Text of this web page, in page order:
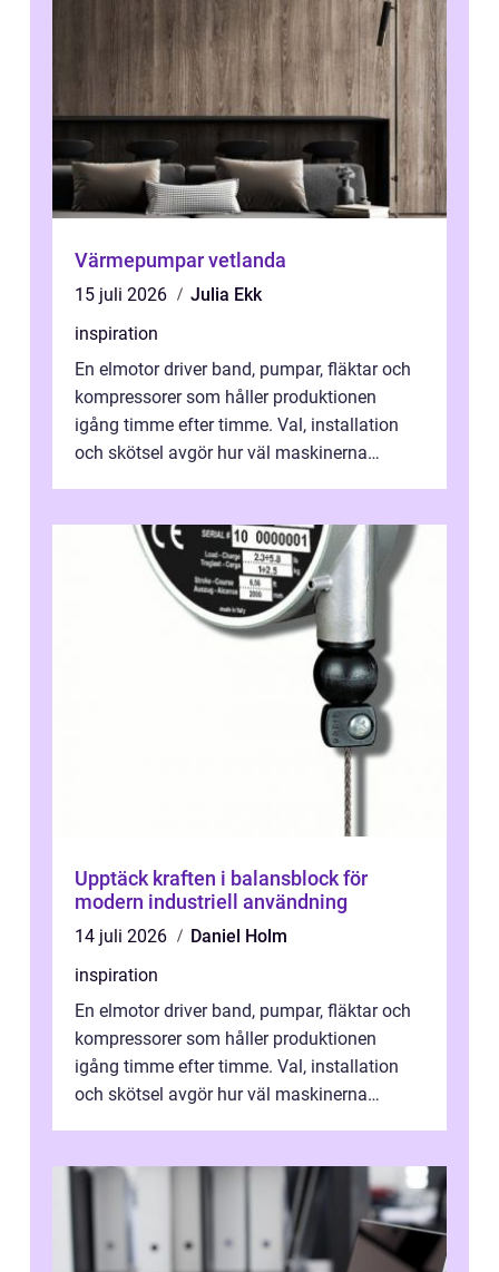
Värmepumpar vetlanda
15 juli 2026
Julia Ekk
inspiration
En elmotor driver band, pumpar, fläktar och
kompressorer som håller produktionen
igång timme efter timme. Val, installation
och skötsel avgör hur väl maskinerna
Upptäck kraften i balansblock för
modern industriell användning
14 juli 2026
Daniel Holm
inspiration
En elmotor driver band, pumpar, fläktar och
kompressorer som håller produktionen
igång timme efter timme. Val, installation
och skötsel avgör hur väl maskinerna